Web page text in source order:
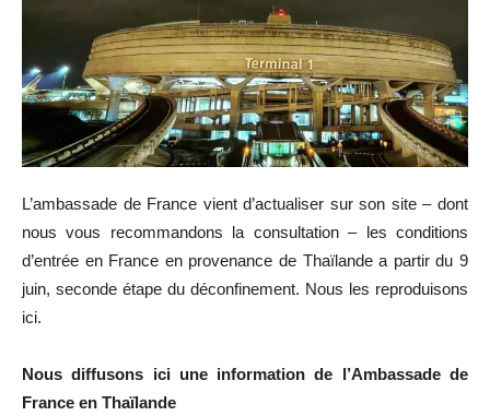
L’ambassade de France vient d’actualiser sur son site – dont
nous vous recommandons la consultation – les conditions
d’entrée en France en provenance de Thaïlande a partir du 9
juin, seconde étape du déconfinement. Nous les reproduisons
ici.
Nous diffusons ici une information de l’Ambassade de
France en Thaïlande